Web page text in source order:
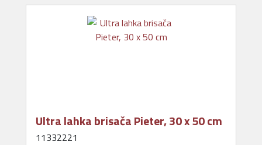
Ultra lahka brisača Pieter, 30 x 50 cm
11332221